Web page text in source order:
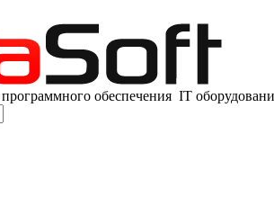
обеспечения IT